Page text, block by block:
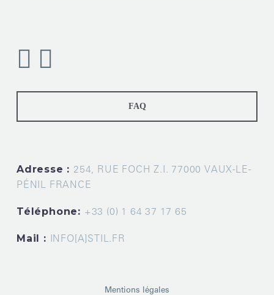
FAQ
Adresse : 254, RUE FOCH Z.I. 77000 VAUX-LE-
PÉNIL FRANCE
Téléphone: +33 (0) 1 64 37 17 65
Mail : INFO[A]STIL.FR
Mentions légales